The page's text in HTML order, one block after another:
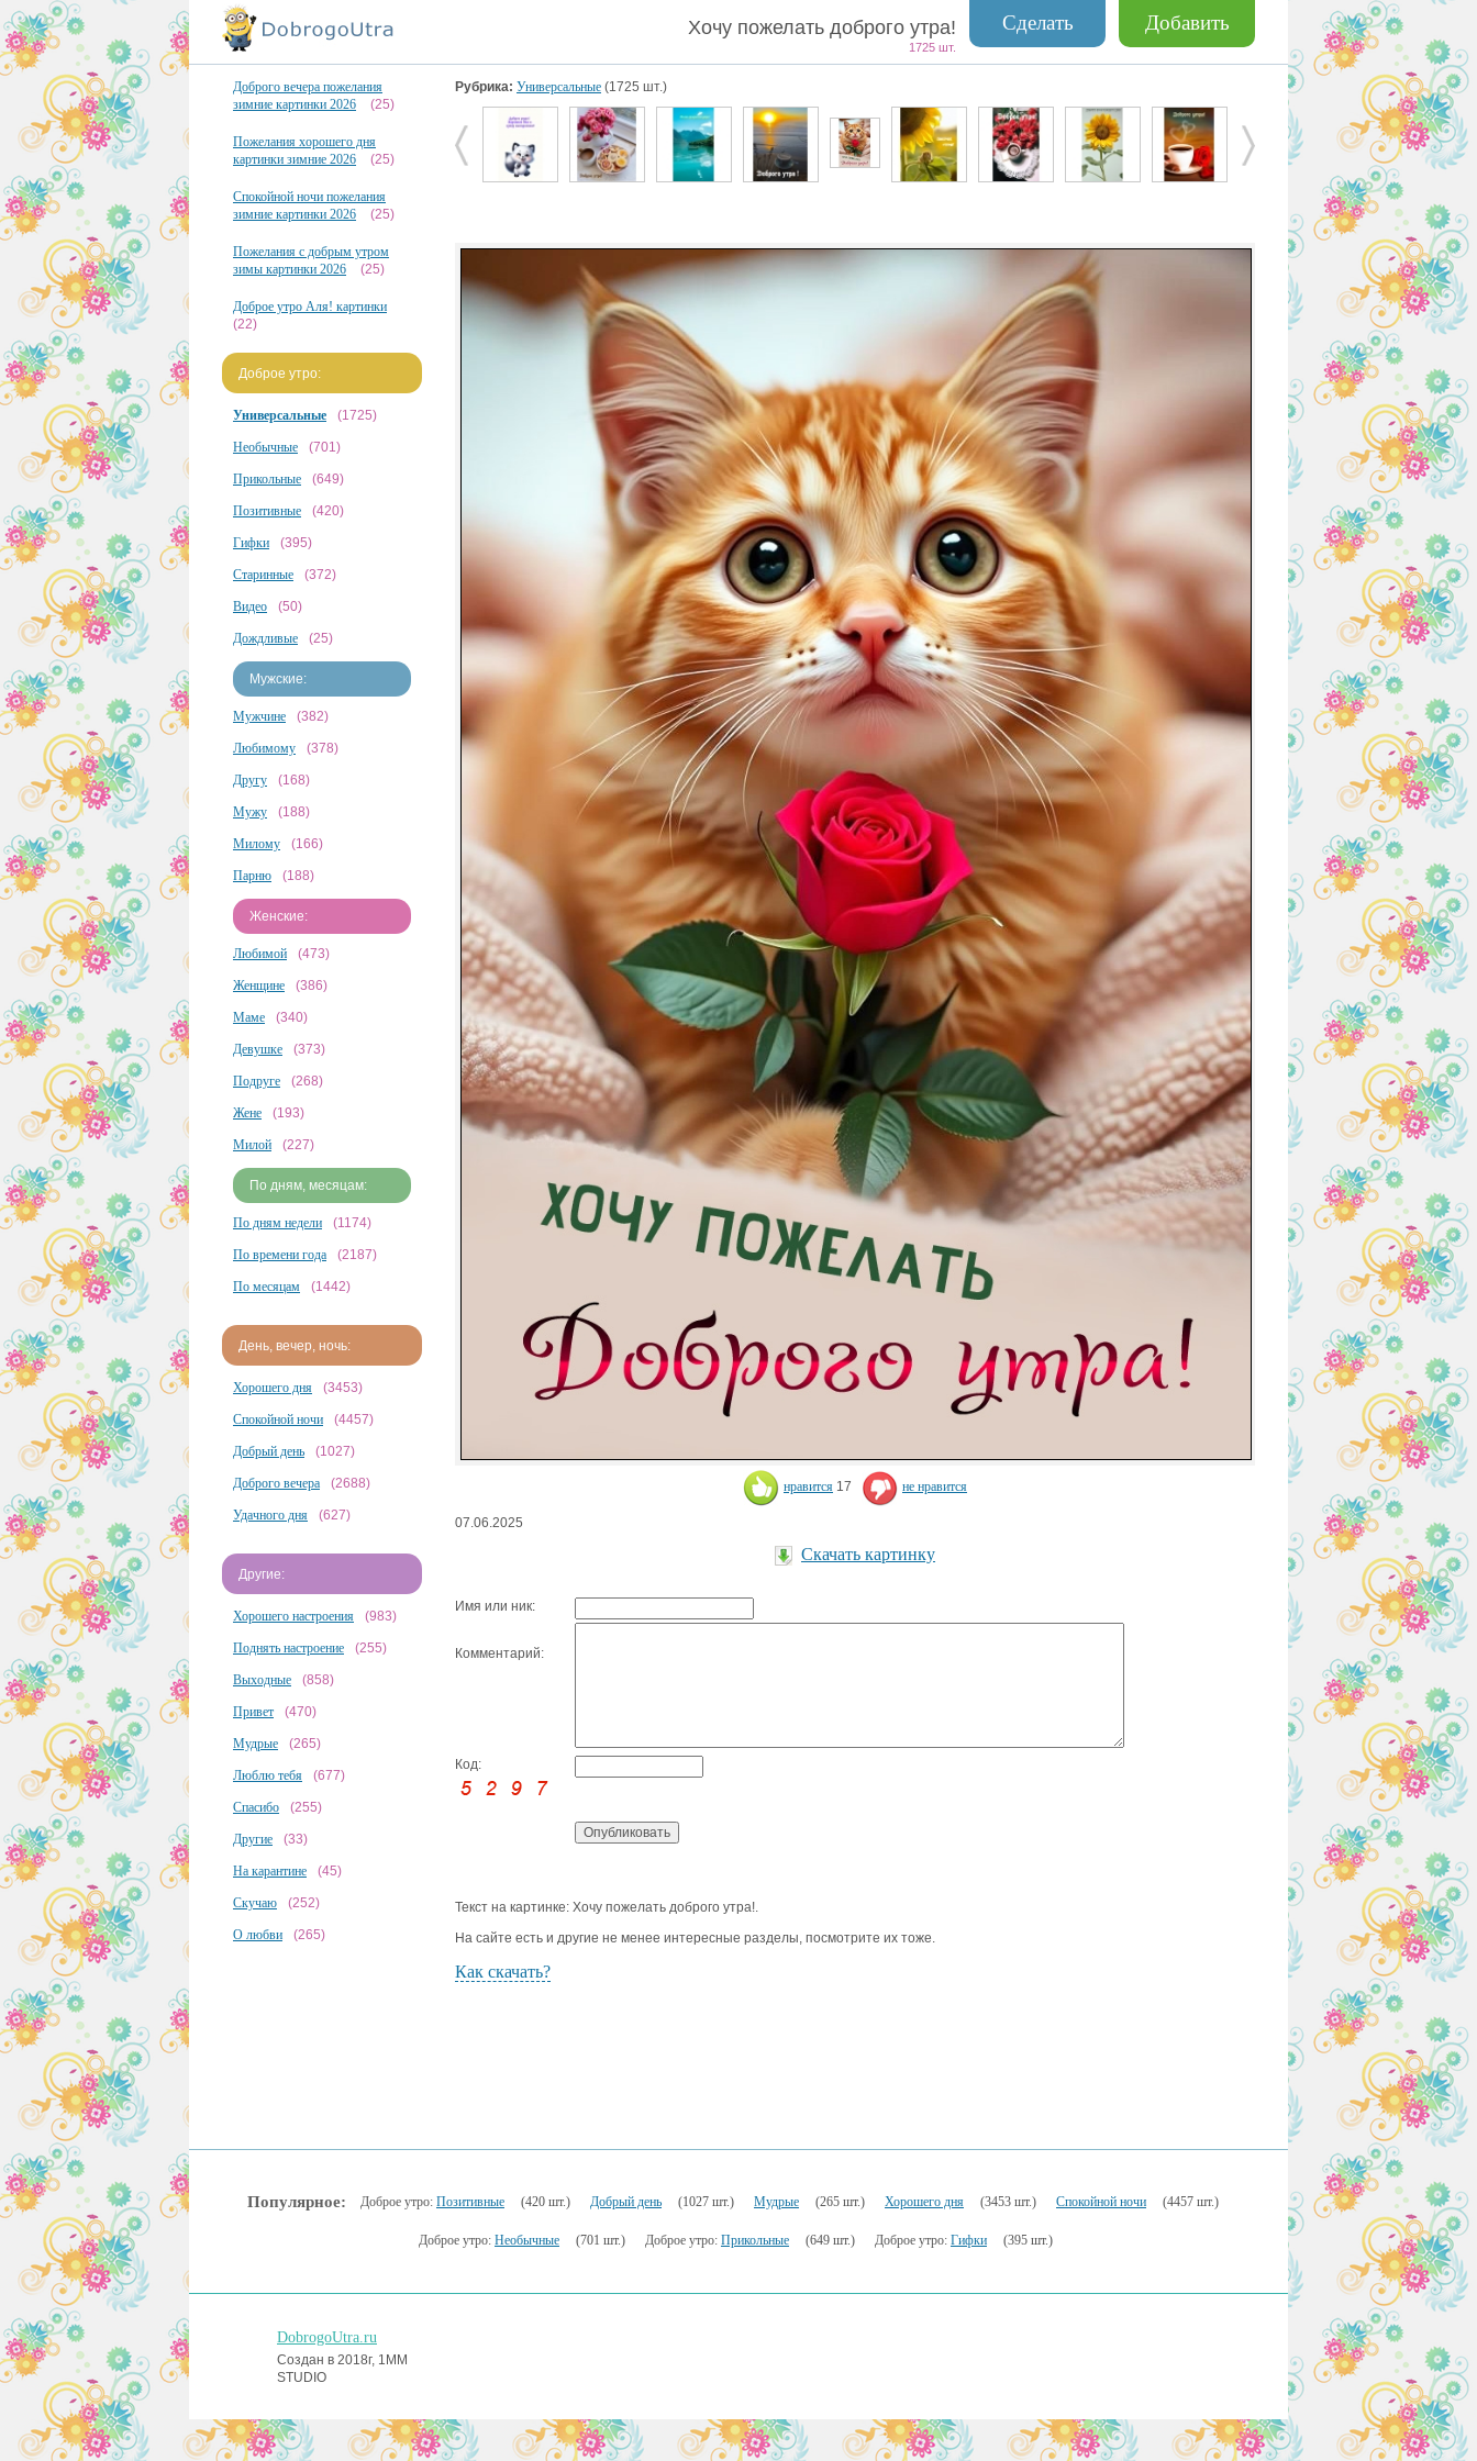
Добавить
Сделать
Хочу пожелать доброго утра!
1725 шт.
Доброго вечера пожелания
зимние картинки 2026
(25)
Пожелания хорошего дня
картинки зимние 2026
(25)
Спокойной ночи пожелания
зимние картинки 2026
(25)
Пожелания с добрым утром
зимы картинки 2026
(25)
Доброе утро Аля! картинки
(22)
Доброе утро:
Универсальные (1725)
Необычные (701)
Прикольные (649)
Позитивные (420)
Гифки (395)
Старинные (372)
Видео (50)
Дождливые (25)
Мужские:
Мужчине (382)
Любимому (378)
Другу (168)
Мужу (188)
Милому (166)
Парню (188)
Женские:
Любимой (473)
Женщине (386)
Маме (340)
Девушке (373)
Подруге (268)
Жене (193)
Милой (227)
По дням, месяцам:
По дням недели (1174)
По времени года (2187)
По месяцам (1442)
День, вечер, ночь:
Хорошего дня (3453)
Спокойной ночи (4457)
Добрый день (1027)
Доброго вечера (2688)
Удачного дня (627)
Другие:
Хорошего настроения (983)
Поднять настроение (255)
Выходные (858)
Привет (470)
Мудрые (265)
Люблю тебя (677)
Спасибо (255)
Другие (33)
На карантине (45)
Скучаю (252)
О любви (265)
Рубрика: Универсальные (1725 шт.)
нравится 17 не нравится
07.06.2025
Скачать картинку
Имя или ник:
Комментарий:
Код:
Текст на картинке: Хочу пожелать доброго утра!.
На сайте есть и другие не менее интересные разделы, посмотрите их тоже.
Как скачать?
Популярное: Доброе утро: Позитивные (420 шт.) Добрый день (1027 шт.) Мудрые (265 шт.) Хорошего дня (3453 шт.) Спокойной ночи (4457 шт.)
Доброе утро: Необычные (701 шт.) Доброе утро: Прикольные (649 шт.) Доброе утро: Гифки (395 шт.)
DobrogoUtra.ru
Создан в 2018г, 1MM
STUDIO